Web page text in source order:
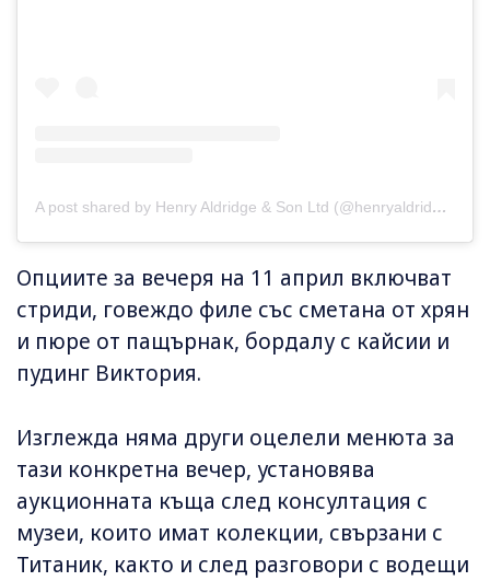
A post shared by Henry Aldridge & Son Ltd (@henryaldridgeauctioneers)
Опциите за вечеря на 11 април включват
стриди, говеждо филе със сметана от хрян
и пюре от пащърнак, бордалу с кайсии и
пудинг Виктория.
Изглежда няма други оцелели менюта за
тази конкретна вечер, установява
аукционната къща след консултация с
музеи, които имат колекции, свързани с
Титаник, както и след разговори с водещи